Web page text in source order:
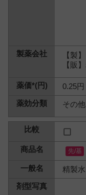
【製
【販
0.25円
その
精製水